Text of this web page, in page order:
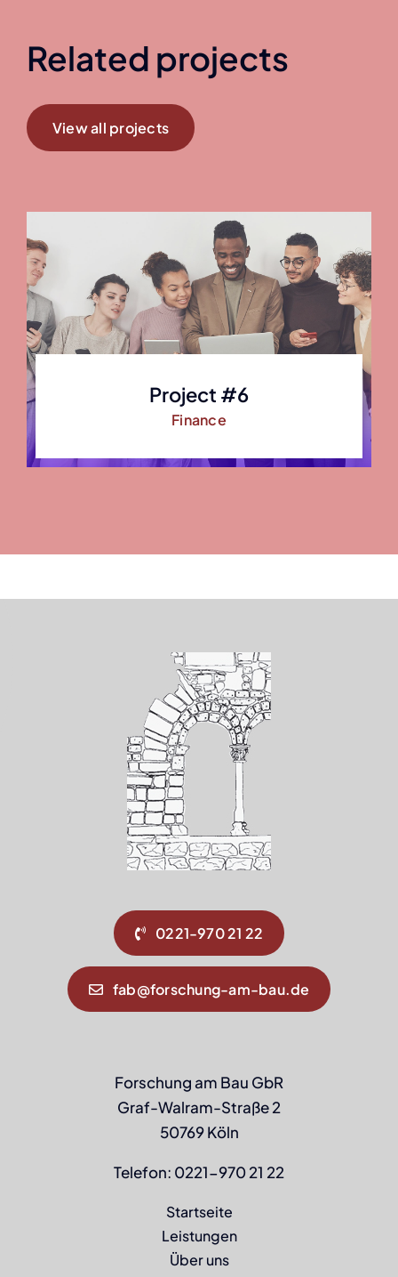
Related projects
View all projects
Project #6
Finance
0221-970 21 22
fab@forschung-am-bau.de
Forschung am Bau GbR
Graf-Walram-Straße 2
50769 Köln
Telefon: 0221-970 21 22
Startseite
Leistungen
Über uns